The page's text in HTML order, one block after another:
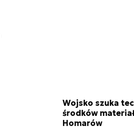
Wojsko szuka
środków
Homarów